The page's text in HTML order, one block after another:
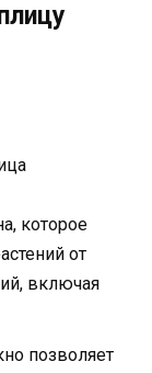
которое
от
включая
позволяет